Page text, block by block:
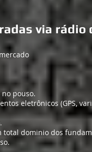
via rádio
pouso.​
eletrônicos (GPS,
total dominio dos